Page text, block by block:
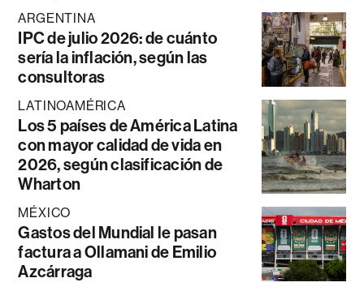
ARGENTINA
IPC de julio 2026: de cuánto
sería la inflación, según las
consultoras
LATINOAMÉRICA
Los 5 países de América Latina
con mayor calidad de vida en
2026, según clasificación de
Wharton
MÉXICO
Gastos del Mundial le pasan
factura a Ollamani de Emilio
Azcárraga